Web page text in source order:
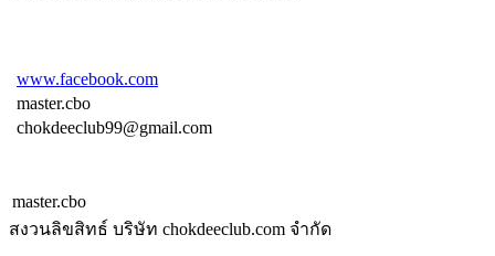
www.facebook.com
master.cbo
chokdeeclub99@gmail.com
master.cbo
สงวนลิขสิทธ์ บริษัท chokdeeclub.com จำกัด